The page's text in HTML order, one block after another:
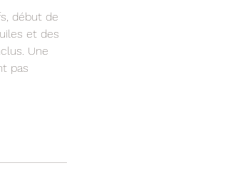
début de
et des
Une
pas